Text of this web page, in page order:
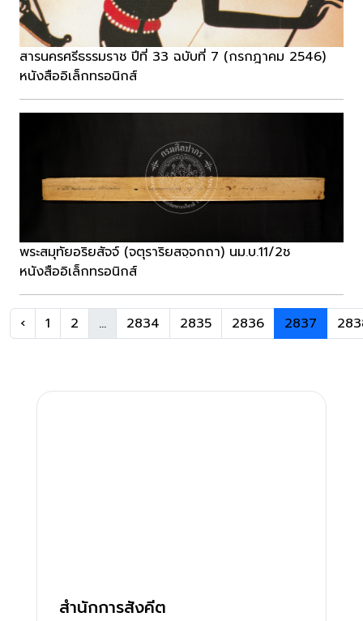
สารนครศรีธรรมราช ปีที่ 33 ฉบับที่ 7 (กรกฎาคม 2546)
หนังสืออิเล็กทรอนิกส์
พระสมุทัยอริยสัจจ์ (จตุราริยสจฺจกถา) นม.บ.11/2ช
หนังสืออิเล็กทรอนิกส์
‹ 1 2 ... 2834 2835 2836 2837
สำนักการสังคีต